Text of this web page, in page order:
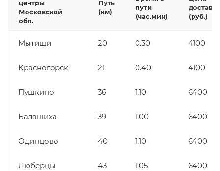
центры
Московской
обл.
Путь
(км)
пути
(час.мин)
(руб.)
Мытищи 20 0.30 4100
Красногорск 21 0.40 4100
Пушкино 36 1.10 6400
Балашиха 39 1.00 6400
Одинцово 40 1.10 6400
Люберцы 43 1.05 6400